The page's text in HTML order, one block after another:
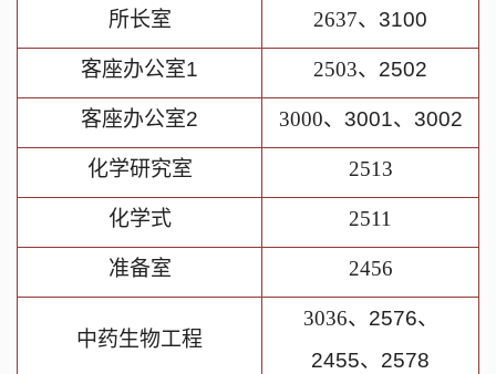
所长室 2637、 3100
客座办公室1 2503、 2502
客座办公室2 3000、 3001、 3002
化学研究室 2513
化学式 2511
准备室 2456
中药生物工程
3036、 2576、
2455、 2578